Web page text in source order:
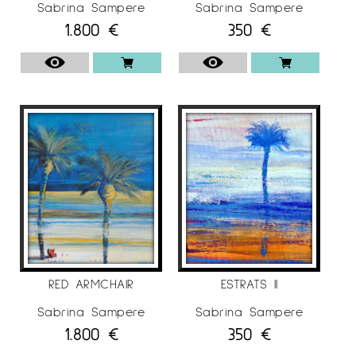
Sevilla, Premi Calahorra o Premi Ricard Camí
de Terrassa, entre d’altres.
La seva obra està present a Fundació Caixa
d’Art de Sabadell, Col·lecció Galí de Palamós,
Seu del Col·legi d’Arquitectes i Aparelladors de
Girona, Ajuntament de Cambrils, Ajuntament de
Montcada i Reixac, Fundació Iluro i col·leccions
particulars d’Amèrica Llatina, Espanya, Estats
Units, França, Japó, Regne Unit, Holanda i
Suïssa.
Ha realitzat exposicions individuals i col·lectives
a Barcelona, Blanes, Calahorra, Castelló, Gavà,
Cugat del Vallès, Sabadell, Sevilla, Terrassa,
Oviedo, Peratallada, València i Londres, entre
Sabrina Sampere
1.800 €
RED ARMCHAIR
Sabrina Sampere
1.800 €
Sabrina Sampere
350 €
ESTRATS II
Sabrina Sampere
350 €